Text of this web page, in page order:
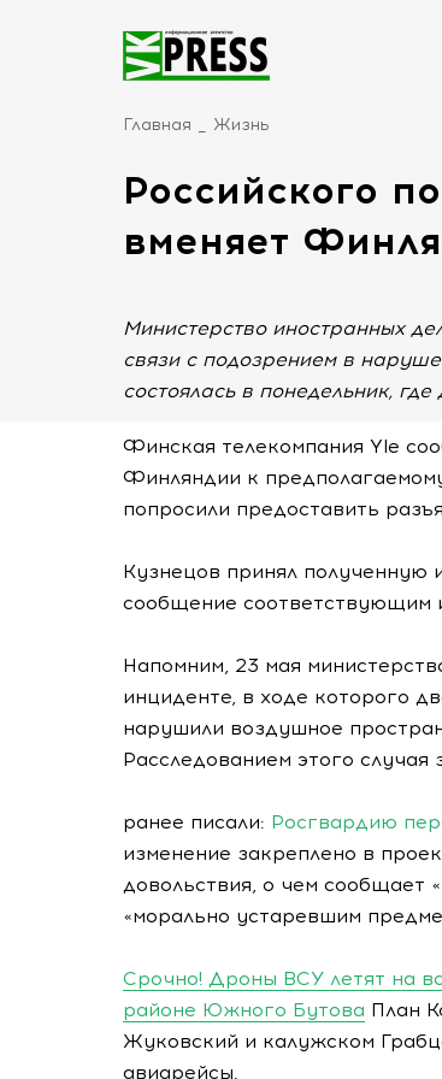
Главная Жизнь
Российского
вменяет
Министерство иностранных
связи с подозрением в
состоялась в понедельник,
Финская телекомпания Yle
Финляндии к
попросили предоставить
Кузнецов принял
сообщение соответствующим
Напомним, 23 мая
инциденте, в ходе которого
нарушили воздушное
Расследованием этого
ранее писали: Росгвардию
изменение закреплено в
довольствия, о чем сообщает
«морально устаревшим
Срочно! Дроны ВСУ летят на
районе Южного Бутова План
Жуковский и калужском
авиарейсы.